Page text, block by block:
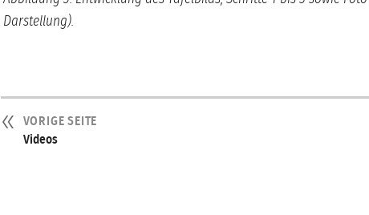
Darstellung).
VORIGE SEITE
Videos